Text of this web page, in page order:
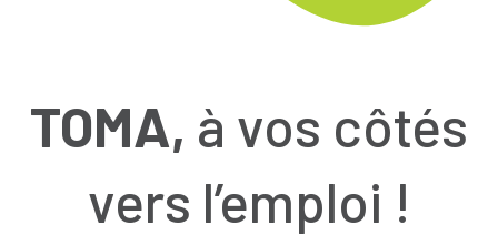
TOMA, à vos côtés
vers l’emploi !